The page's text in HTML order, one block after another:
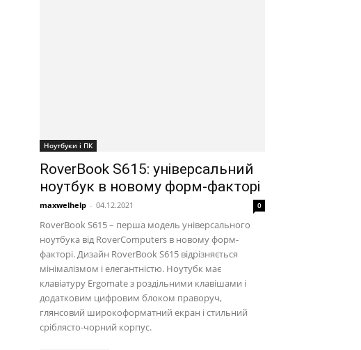
Ноутбуки і ПК
RoverBook S615: універсальний
ноутбук в новому форм-факторі
maxwelhelp - 04.12.2021 0
RoverBook S615 – перша модель універсального
ноутбука від RoverComputers в новому форм-
факторі. Дизайн RoverBook S615 відрізняється
мінімалізмом і елегантністю. Ноутубк має
клавіатуру Ergomate з роздільними клавішами і
додатковим цифровим блоком праворуч,
глянсовий широкоформатний екран і стильний
сріблясто-чорний корпус.